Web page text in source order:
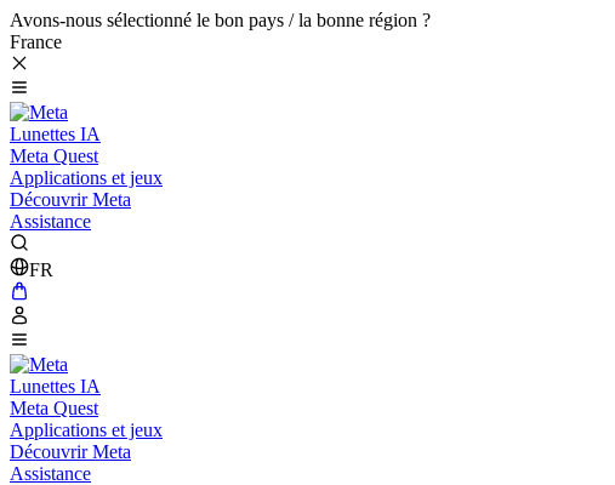
Avons-nous sélectionné le bon pays / la bonne région ?
France
Lunettes IA
Meta Quest
Applications et jeux
Découvrir Meta
Assistance
FR
Lunettes IA
Meta Quest
Applications et jeux
Découvrir Meta
Assistance